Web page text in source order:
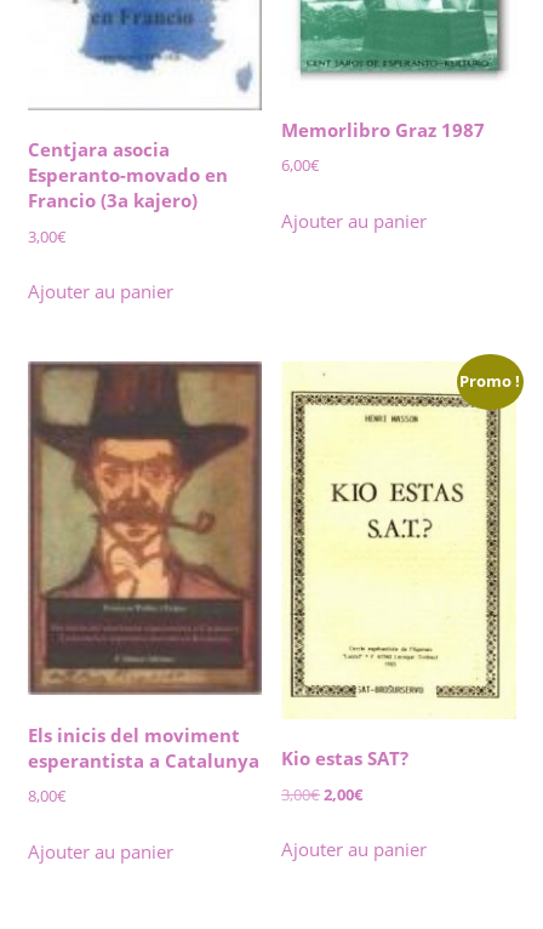
Centjara asocia
Esperanto-movado en
Francio (3a kajero)
3,00€
Ajouter au panier
Memorlibro Graz 1987
6,00€
Ajouter au panier
Els inicis del moviment
esperantista a Catalunya
8,00€
Ajouter au panier
Promo !
Kio estas SAT?
3,00€Le
initial
2,00€Le
actuel
Ajouter au panier